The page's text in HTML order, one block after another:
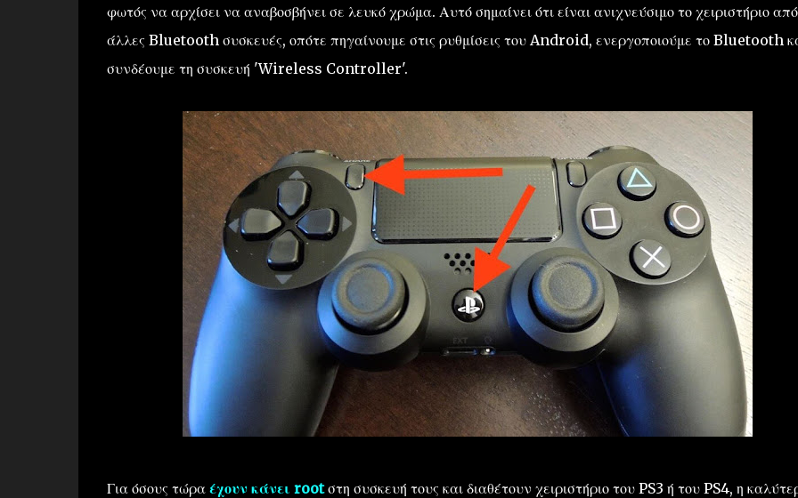
φωτός να αρχίσει να αναβοσβήνει σε λευκό χρώμα. Αυτό σημαίνει ότι είναι ανιχνεύσιμο το χειριστήριο από
άλλες Bluetooth συσκευές, οπότε πηγαίνουμε στις ρυθμίσεις του Android, ενεργοποιούμε το Bluetooth
συνδέουμε τη συσκευή 'Wireless Controller'.
Για όσους τώρα έχουν κάνει rootστη συσκευή τους και διαθέτουν χειριστήριο του PS3 ή του PS4, η